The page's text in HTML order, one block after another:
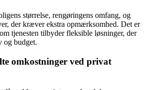
størrelse, rengøringens omfang, og
der kræver ekstra opmærksomhed. Det er
tjenesten tilbyder fleksible løsninger, der
og budget.
omkostninger ved privat